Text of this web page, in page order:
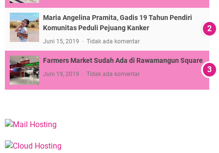
Maria Angelina Pramita, Gadis 19 Tahun Pendiri
Komunitas Peduli Pejuang Kanker
Juni 15, 2019 Tidak ada komentar
Farmers Market Sudah Ada di Rawamangun Square
Juni 19, 2019 Tidak ada komentar